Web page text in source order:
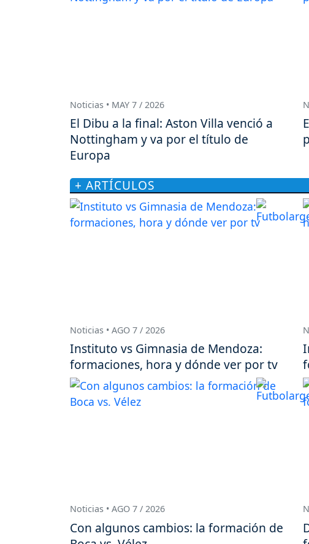
Noticias • MAY 7 / 2026
El Dibu a la final: Aston Villa venció a
Nottingham y va por el título de
Europa
+ ARTÍCULOS
Noticias • AGO 7 / 2026
Instituto vs Gimnasia de Mendoza:
formaciones, hora y dónde ver por tv
Noticias • AGO 7 / 2026
Con algunos cambios: la formación de